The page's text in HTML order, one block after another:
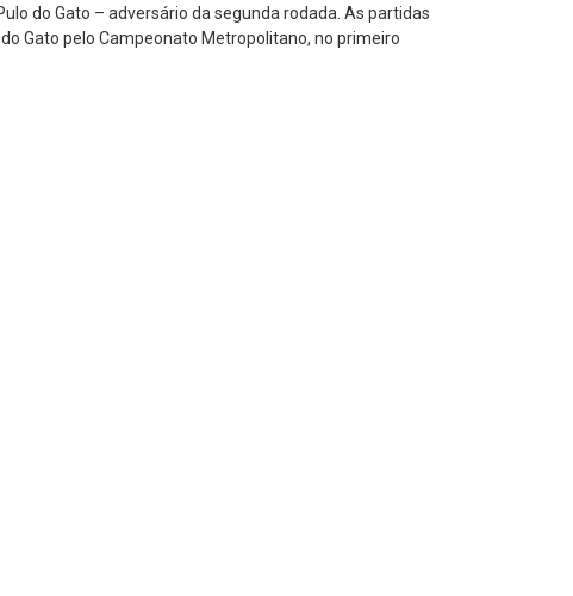
do Gato – adversário da segunda rodada. As partidas
Gato pelo Campeonato Metropolitano, no primeiro